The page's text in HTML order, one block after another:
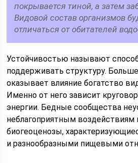
покрывается тиной, а затем
Видовой состав организмов
отличаться от обитателей
Устойчивостью называют
поддерживать структуру.
оказывает влияние богатство
Именно от него зависит
энергии. Бедные сообщества
неблагоприятным
биогеоценозы,
и разнообразными пищевыми